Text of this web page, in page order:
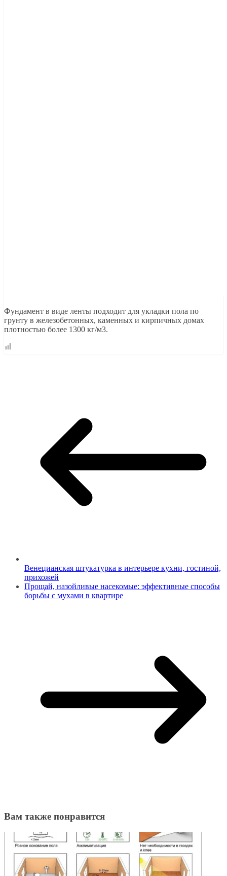
Фундамент в виде ленты подходит для укладки пола по
грунту в железобетонных, каменных и кирпичных домах
плотностью более 1300 кг/м3.
Венецианская штукатурка в интерьере кухни, гостиной,
прихожей
Прощай, назойливые насекомые: эффективные способы
борьбы с мухами в квартире
Вам также понравится